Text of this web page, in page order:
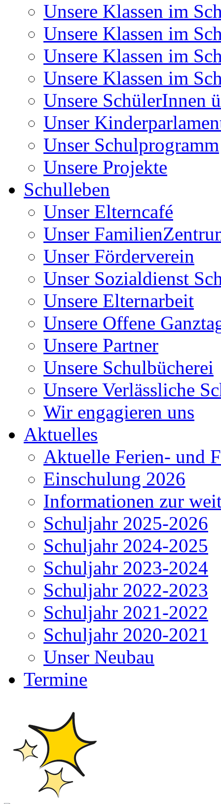
Unsere Klassen im
Unsere Klassen im
Unsere Klassen im
Unsere Klassen im
Unsere SchülerInnen
Unser
Unser Schulprogramm
Unsere Projekte
Schulleben
Unser Elterncafé
Unser
Unser Förderverein
Unser Sozialdienst
Unsere Elternarbeit
Unsere Offene
Unsere Partner
Unsere Schulbücherei
Unsere Verlässliche
Wir engagieren uns
Aktuelles
Aktuelle Ferien- und
Einschulung 2026
Informationen zur
Schuljahr 2025-2026
Schuljahr 2024-2025
Schuljahr 2023-2024
Schuljahr 2022-2023
Schuljahr 2021-2022
Schuljahr 2020-2021
Unser Neubau
Termine